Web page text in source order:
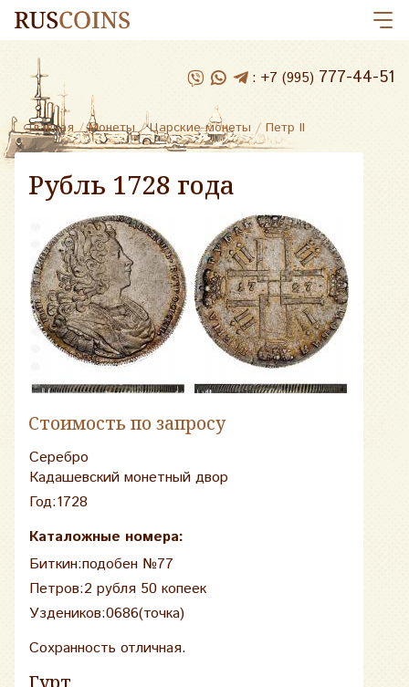
: +7 (995) 777-44-51
Главная / Монеты / Царские монеты / Петр II
Рубль 1728 года
Стоимость по запросу
Серебро
Кадашевский монетный двор
Год:1728
Каталожные номера:
Биткин:подобен №77
Петров:2 рубля 50 копеек
Уздеников:0686(точка)
Сохранность отличная.